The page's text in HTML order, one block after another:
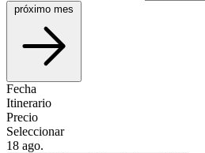
próximo mes
Fecha
Itinerario
Precio
Seleccionar
18 ago.